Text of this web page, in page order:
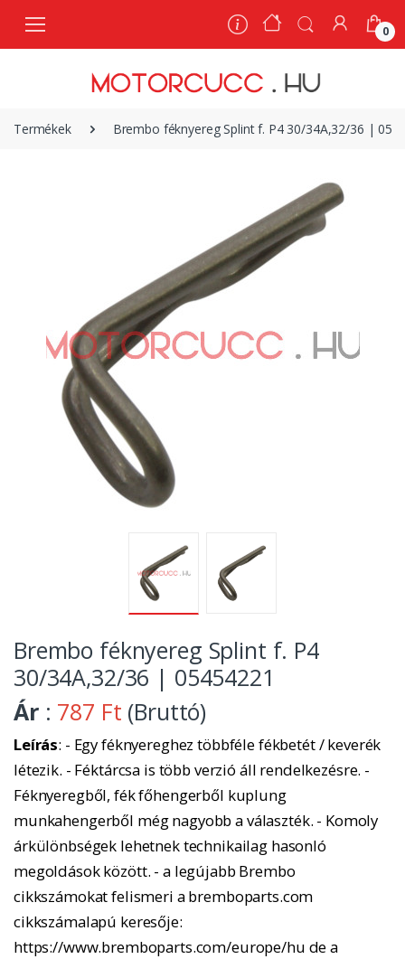
0
Termékek Brembo féknyereg Splint f. P4 30/34A,32/36 |
Brembo féknyereg Splint f. P4
30/34A,32/36 | 05454221
Ár : 787 Ft (Bruttó)
Leírás: - Egy féknyereghez többféle fékbetét / keverék
létezik. - Féktárcsa is több verzió áll rendelkezésre. -
Féknyeregből, fék főhengerből kuplung
munkahengerből még nagyobb a választék. - Komoly
árkülönbségek lehetnek technikailag hasonló
megoldások között. - a legújabb Brembo
cikkszámokat felismeri a bremboparts.com
cikkszámalapú keresője:
https://www.bremboparts.com/europe/hu de a
0